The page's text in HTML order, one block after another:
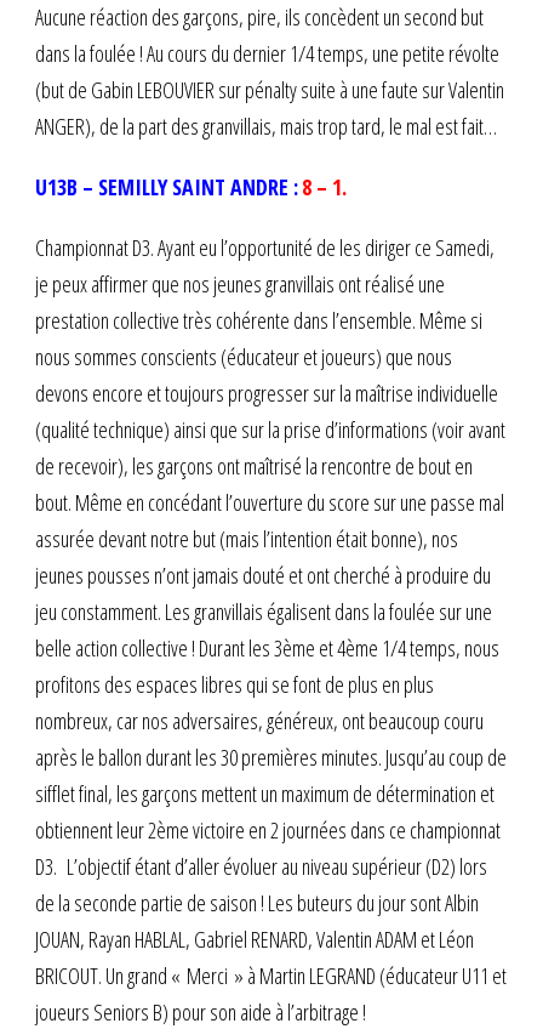
Aucune réaction des garçons, pire, ils concèdent un second but
dans la foulée ! Au cours du dernier 1/4 temps, une petite révolte
(but de Gabin LEBOUVIER sur pénalty suite à une faute sur Valentin
ANGER), de la part des granvillais, mais trop tard, le mal est fait…
U13B – SEMILLY SAINT ANDRE :8 – 1.
Championnat D3. Ayant eu l’opportunité de les diriger ce Samedi,
je peux affirmer que nos jeunes granvillais ont réalisé une
prestation collective très cohérente dans l’ensemble. Même si
nous sommes conscients (éducateur et joueurs) que nous
devons encore et toujours progresser sur la maîtrise individuelle
(qualité technique) ainsi que sur la prise d’informations (voir avant
de recevoir), les garçons ont maîtrisé la rencontre de bout en
bout. Même en concédant l’ouverture du score sur une passe mal
assurée devant notre but (mais l’intention était bonne), nos
jeunes pousses n’ont jamais douté et ont cherché à produire du
jeu constamment. Les granvillais égalisent dans la foulée sur une
belle action collective ! Durant les 3ème et 4ème 1/4 temps, nous
profitons des espaces libres qui se font de plus en plus
nombreux, car nos adversaires, généreux, ont beaucoup couru
après le ballon durant les 30 premières minutes. Jusqu’au coup de
sifflet final, les garçons mettent un maximum de détermination et
obtiennent leur 2ème victoire en 2 journées dans ce championnat
D3. L’objectif étant d’aller évoluer au niveau supérieur (D2) lors
de la seconde partie de saison ! Les buteurs du jour sont Albin
JOUAN, Rayan HABLAL, Gabriel RENARD, Valentin ADAM et Léon
BRICOUT. Un grand « Merci » à Martin LEGRAND (éducateur U11 et
joueurs Seniors B) pour son aide à l’arbitrage !